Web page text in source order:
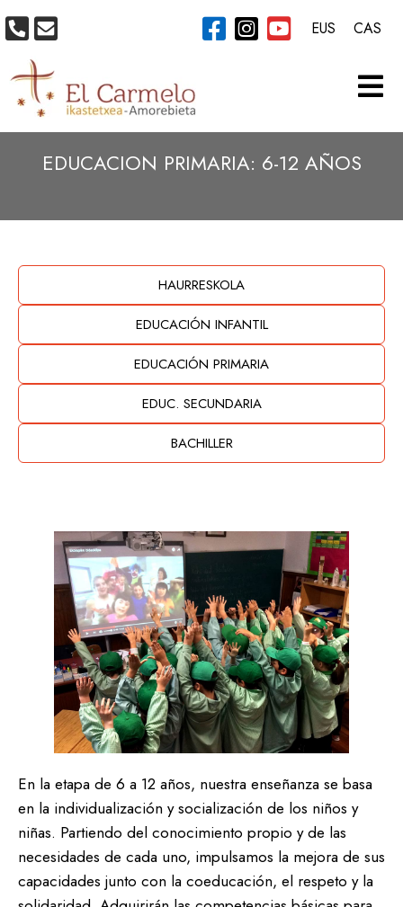
EDUCACION PRIMARIA: 6-12 AÑOS
HAURRESKOLA
EDUCACIÓN INFANTIL
EDUCACIÓN PRIMARIA
EDUC. SECUNDARIA
BACHILLER
En la etapa de 6 a 12 años, nuestra enseñanza se basa
en la individualización y socialización de los niños y
niñas. Partiendo del conocimiento propio y de las
necesidades de cada uno, impulsamos la mejora de sus
capacidades junto con la coeducación, el respeto y la
EUS CAS